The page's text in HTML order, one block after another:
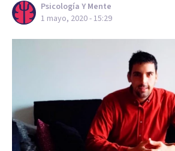
Psicología Y Mente
1 mayo, 2020 - 15:29